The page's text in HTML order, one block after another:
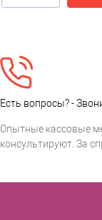
Есть вопросы? -
Опытные кассовые
консультируют. За